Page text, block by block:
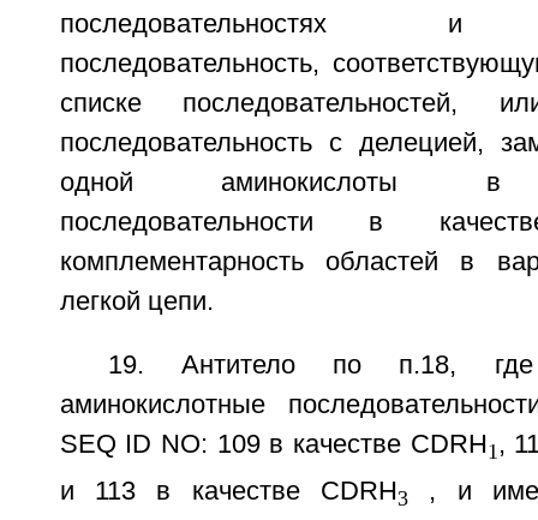
последовательностях и
последовательность,
списке последовательностей,
последовательность с делецией,
одной аминокислоты в
последовательности в
комплементарность областей в
легкой цепи.
19. Антитело по п.18, где
аминокислотные
SEQ ID NO: 109 в качестве CDRH1,
и 113 в качестве CDRH3 , и